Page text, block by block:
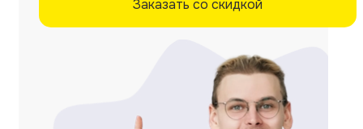
Заказать со скидкой